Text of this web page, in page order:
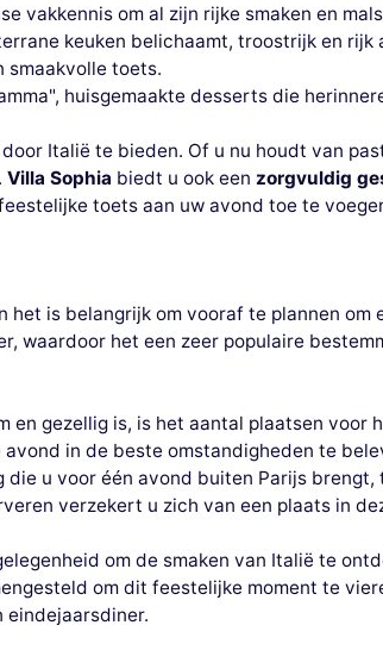
vakkennis om al zijn rijke smaken en
keuken belichaamt, troostrijk en rijk
smaakvolle toets.
huisgemaakte desserts die
Italië te bieden. Of u nu houdt van
Villa Sophia biedt u ook een zorgvuldig
toets aan uw avond toe te
is belangrijk om vooraf te plannen om
waardoor het een zeer populaire
en gezellig is, is het aantal plaatsen voor
in de beste omstandigheden te
u voor één avond buiten Parijs
verzekert u zich van een plaats in
om de smaken van Italië te
om dit feestelijke moment te
eindejaarsdiner.